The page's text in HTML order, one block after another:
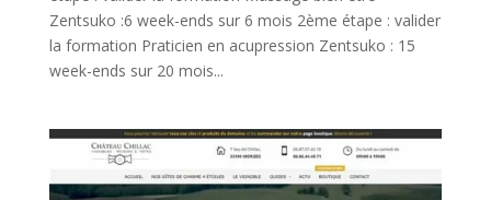
Zentsuko :6 week-ends sur 6 mois 2ème étape : valider
la formation Praticien en acupression Zentsuko : 15
week-ends sur 20 mois...